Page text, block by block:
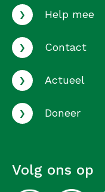
› Help mee
› Contact
› Actueel
› Doneer
Volg ons op